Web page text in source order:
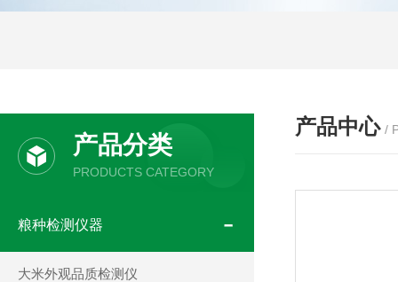
产品中心 /
产品分类
PRODUCTS CATEGORY
粮种检测仪器
大米外观品质检测仪